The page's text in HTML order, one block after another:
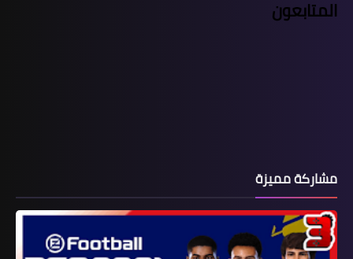
المتابعون
مشاركة مميزة